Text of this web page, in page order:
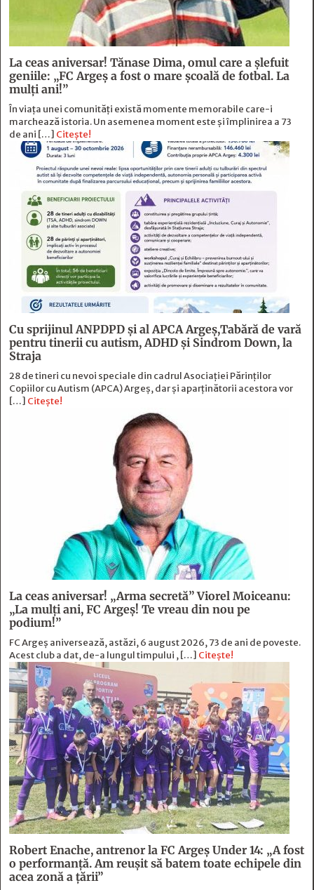
La ceas aniversar! Tănase Dima, omul care a șlefuit
geniile: „FC Argeș a fost o mare școală de fotbal. La
mulți ani!”
În viața unei comunități există momente memorabile care-i
marchează istoria. Un asemenea moment este și împlinirea a 73
de ani […] Citește!
Cu sprijinul ANPDPD și al APCA Argeș,Tabără de vară
pentru tinerii cu autism, ADHD și Sindrom Down, la
Straja
28 de tineri cu nevoi speciale din cadrul Asociației Părinților
Copiilor cu Autism (APCA) Argeș, dar și aparținătorii acestora vor
[…] Citește!
La ceas aniversar! „Arma secretă” Viorel Moiceanu:
„La mulți ani, FC Argeș! Te vreau din nou pe
podium!”
FC Argeș aniversează, astăzi, 6 august 2026, 73 de ani de poveste.
Acest club a dat, de-a lungul timpului , […] Citește!
Robert Enache, antrenor la FC Argeş Under 14: „A fost
o performanţă. Am reuşit să batem toate echipele din
acea zonă a ţării”